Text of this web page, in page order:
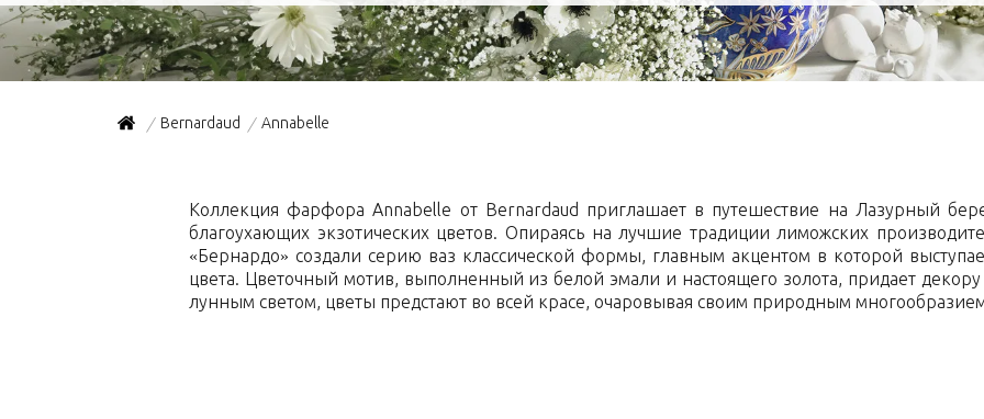
/ Bernardaud / Annabelle
Коллекция фарфора Annabelle от Bernardaud приглашает в путешествие на Лазурный
благоухающих экзотических цветов. Опираясь на лучшие традиции лиможских
«Бернардо» создали серию ваз классической формы, главным акцентом в которой
цвета. Цветочный мотив, выполненный из белой эмали и настоящего золота, придает
лунным светом, цветы предстают во всей красе, очаровывая своим природным